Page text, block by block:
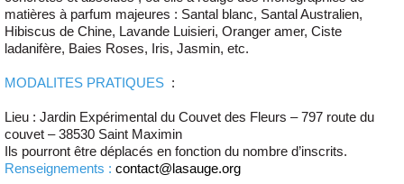
matières à parfum majeures : Santal blanc, Santal Australien,
Hibiscus de Chine, Lavande Luisieri, Oranger amer, Ciste
ladanifère, Baies Roses, Iris, Jasmin, etc.
MODALITES PRATIQUES :
Lieu : Jardin Expérimental du Couvet des Fleurs – 797 route du
couvet – 38530 Saint Maximin
Ils pourront être déplacés en fonction du nombre d’inscrits.
Renseignements : contact@lasauge.org